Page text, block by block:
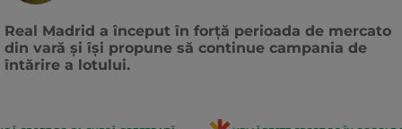
Real Madrid a început în forță perioada de mercato
din vară și își propune să continue campania de
întărire a lotului.